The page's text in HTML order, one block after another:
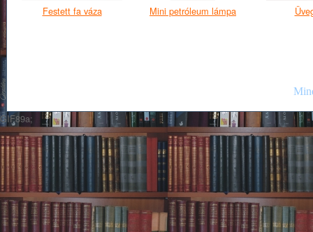
Festett fa váza Mini petróleum lámpa
GIF89a;